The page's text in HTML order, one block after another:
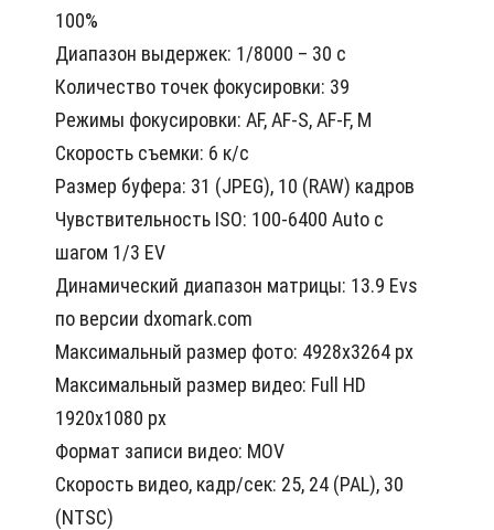
100%
Диапазон выдержек: 1/8000 ­­– 30 с
Количество точек фокусировки: 39
Режимы фокусировки: AF, AF-S, AF-F, M
Скорость съемки: 6 к/с
Размер буфера: 31 (JPEG), 10 (RAW) кадров
Чувствительность ISO: 100-6400 Auto с
шагом 1/3 EV
Динамический диапазон матрицы: 13.9 Evs
по версии dxomark.com
Максимальный размер фото: 4928x3264 px
Максимальный размер видео: Full HD
1920x1080 px
Формат записи видео: MOV
Скорость видео, кадр/сек: 25, 24 (PAL), 30
(NTSC)